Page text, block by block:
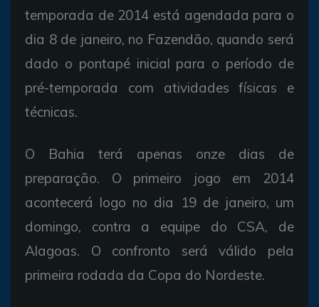
temporada de 2014 está agendada para o
dia 8 de janeiro, no Fazendão, quando será
dado o pontapé inicial para o período de
pré-temporada com atividades físicas e
técnicas.
O Bahia terá apenas onze dias de
preparação. O primeiro jogo em 2014
acontecerá logo no dia 19 de janeiro, um
domingo, contra a equipe do CSA, de
Alagoas. O confronto será válido pela
primeira rodada da Copa do Nordeste.